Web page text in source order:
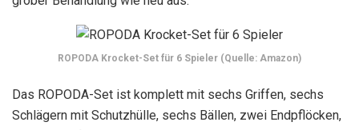
ROPODA Krocket-Set für 6 Spieler (Quelle: Amazon)
Das ROPODA-Set ist komplett mit sechs Griffen, sechs
Schlägern mit Schutzhülle, sechs Bällen, zwei Endpflöcken,